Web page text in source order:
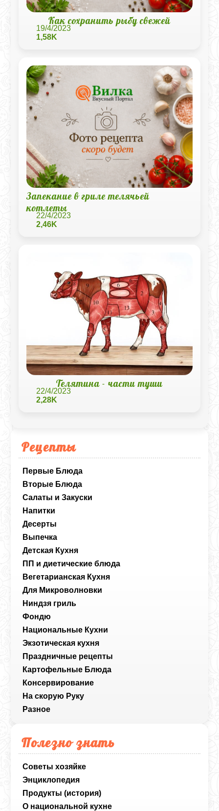
Рецепты
Первые Блюда
Вторые Блюда
Салаты и Закуски
Напитки
Десерты
Выпечка
Детская Кухня
ПП и диетические блюда
Вегетарианская Кухня
Для Микроволновки
Ниндзя гриль
Фондю
Национальные Кухни
Экзотическая кухня
Праздничные рецепты
Картофельные Блюда
Консервирование
На скорую Руку
Разное
Полезно знать
Советы хозяйке
Энциклопедия
Продукты (история)
О национальной кухне
Как сохранить рыбу свежей
19/4/2023
1,58K
Запекание в гриле телячьей
котлеты
22/4/2023
2,46K
Телятина - части туши
22/4/2023
2,28K